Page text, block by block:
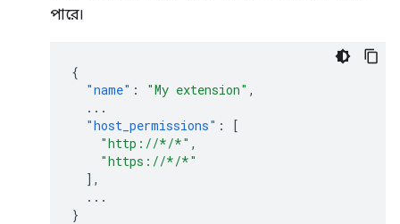
পারে।
{
"name" : "My extension" ,
...
"host_permissions" :
[
"http://*/*" ,
"https://*/*"
],
...
}